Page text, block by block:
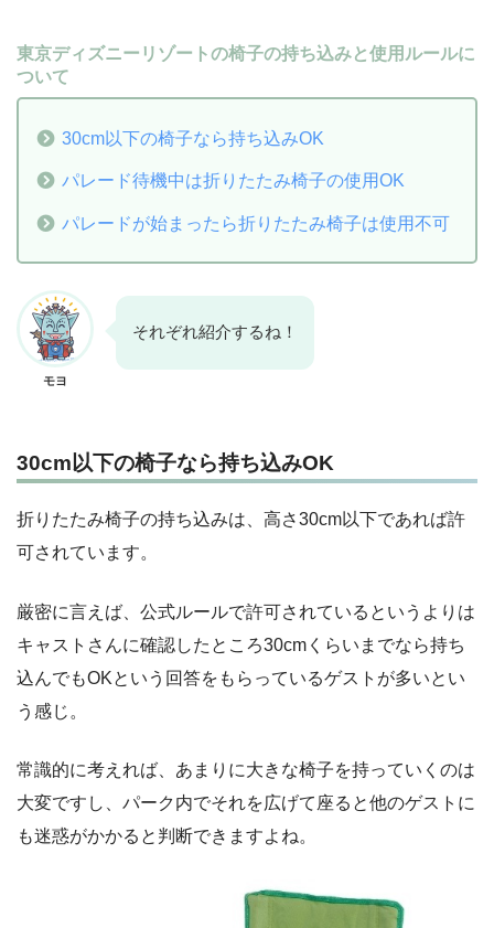
東京ディズニーリゾートの椅子の持ち込みと使用ルールに
ついて
30cm以下の椅子なら持ち込みOK
パレード待機中は折りたたみ椅子の使用OK
パレードが始まったら折りたたみ椅子は使用不可
モヨ
それぞれ紹介するね！
30cm以下の椅子なら持ち込みOK
折りたたみ椅子の持ち込みは、高さ30cm以下であれば許
可されています。
厳密に言えば、公式ルールで許可されているというよりは
キャストさんに確認したところ30cmくらいまでなら持ち
込んでもOKという回答をもらっているゲストが多いとい
う感じ。
常識的に考えれば、あまりに大きな椅子を持っていくのは
大変ですし、パーク内でそれを広げて座ると他のゲストに
も迷惑がかかると判断できますよね。